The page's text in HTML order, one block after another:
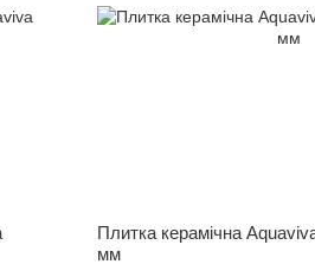
Плитка керамічна
мм